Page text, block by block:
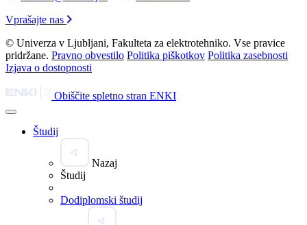
Vprašajte nas
© Univerza v Ljubljani, Fakulteta za elektrotehniko. Vse pravice
pridržane. Pravno obvestilo Politika piškotkov Politika zasebnosti
Izjava o dostopnosti
Obiščite spletno stran ENKI
Študij
Nazaj
Študij
Dodiplomski študij